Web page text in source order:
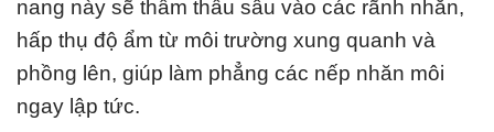
nang này sẽ thẩm thấu sâu vào các rãnh nhăn,
hấp thụ độ ẩm từ môi trường xung quanh và
phồng lên, giúp làm phẳng các nếp nhăn môi
ngay lập tức.